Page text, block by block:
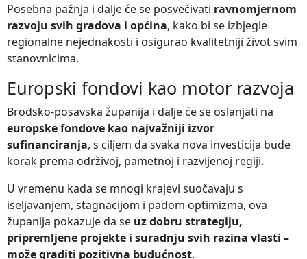
Posebna pažnja i dalje će se posvećivati ravnomjernom
razvoju svih gradova i općina, kako bi se izbjegle
regionalne nejednakosti i osigurao kvalitetniji život svim
stanovnicima.
Europski fondovi kao motor razvoja
Brodsko-posavska županija i dalje će se oslanjati na
europske fondove kao najvažniji izvor
sufinanciranja, s ciljem da svaka nova investicija bude
korak prema održivoj, pametnoj i razvijenoj regiji.
U vremenu kada se mnogi krajevi suočavaju s
iseljavanjem, stagnacijom i padom optimizma, ova
županija pokazuje da se uz dobru strategiju,
pripremljene projekte i suradnju svih razina vlasti –
može graditi pozitivna budućnost.